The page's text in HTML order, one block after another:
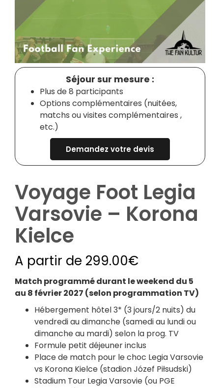
Séjour sur mesure :
Plus de 8 participants
Options complémentaires (nuitées,
matchs ou visites complémentaires ,
etc.)
Demandez votre devis
Voyage Foot Legia
Varsovie – Korona
Kielce
A partir de 299.00€
Match programmé durant le weekend du 5
au 8 février 2027 (selon programmation TV)
Hébergement hôtel 3* (3 jours/2 nuits) du
vendredi au dimanche (samedi au lundi ou
dimanche au mardi) selon la prog. TV
Formule petit déjeuner inclus
Place de match pour le choc Legia Varsovie
vs Korona Kielce (stadion Józef Piłsudski)
Stadium Tour Legia Varsovie (ou PGE